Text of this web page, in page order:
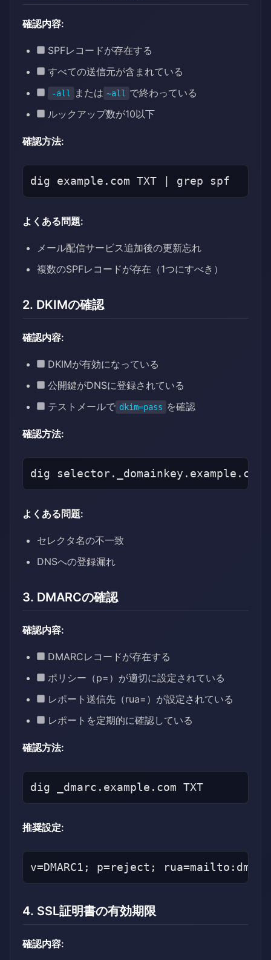
確認内容:
SPFレコードが存在する
すべての送信元が含まれている
-all または ~all
で終わっている
ルックアップ数が10以下
確認方法:
よくある問題:
メール配信サービス追加後の更新忘れ
複数のSPFレコードが存在（1つにすべき）
2. DKIMの確認
確認内容:
DKIMが有効になっている
公開鍵がDNSに登録されている
テストメールで dkim=pass を確認
確認方法:
よくある問題:
セレクタ名の不一致
DNSへの登録漏れ
3. DMARCの確認
確認内容:
DMARCレコードが存在する
ポリシー（p=）が適切に設定されている
レポート送信先（rua=）が設定されている
レポートを定期的に確認している
確認方法:
推奨設定:
4. SSL証明書の有効期限
確認内容: